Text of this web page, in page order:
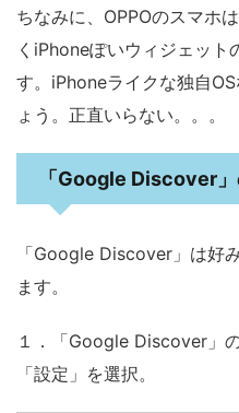
ちなみに、OPPOのスマホ
くiPhoneぽいウィジェット
す。iPhoneライクな独自
ょう。正直いらない。。。
「Google Discover
「Google Discover」は好
ます。
１．「Google Discover」
「設定」を選択。